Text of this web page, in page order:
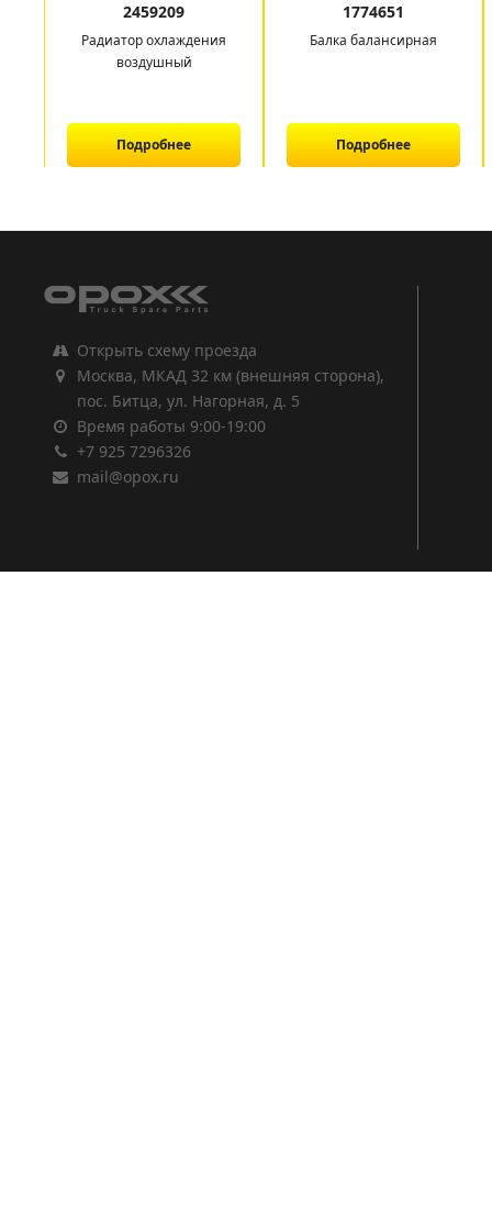
2459209
Радиатор охлаждения
воздушный
Подробнее
1774651
Балка балансирная
Подробнее
Открыть схему проезда
Москва, МКАД 32 км (внешняя сторона),
пос. Битца, ул. Нагорная, д. 5
Время работы 9:00-19:00
+7 925 7296326
mail@opox.ru